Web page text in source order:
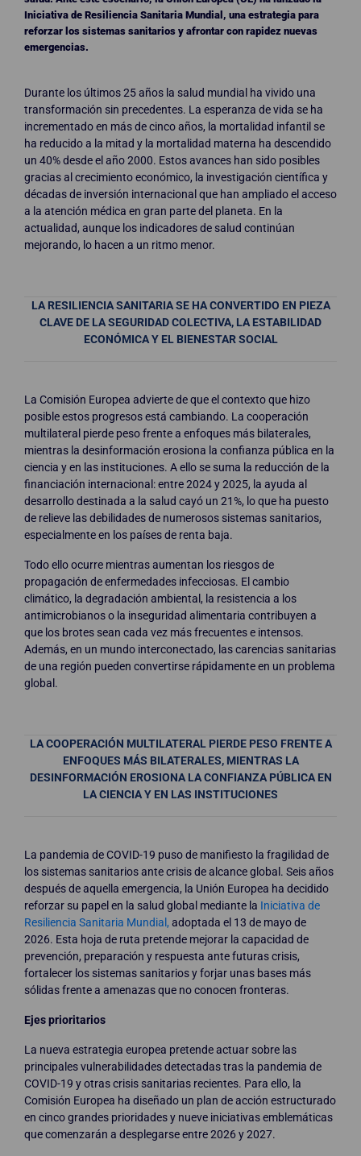
Iniciativa de Resiliencia Sanitaria Mundial, una estrategia para
reforzar los sistemas sanitarios y afrontar con rapidez nuevas
emergencias.
Durante los últimos 25 años la salud mundial ha vivido una
transformación sin precedentes. La esperanza de vida se ha
incrementado en más de cinco años, la mortalidad infantil se
ha reducido a la mitad y la mortalidad materna ha descendido
un 40% desde el año 2000. Estos avances han sido posibles
gracias al crecimiento económico, la investigación científica y
décadas de inversión internacional que han ampliado el acceso
a la atención médica en gran parte del planeta. En la
actualidad, aunque los indicadores de salud continúan
mejorando, lo hacen a un ritmo menor.
LA RESILIENCIA SANITARIA SE HA CONVERTIDO EN PIEZA
CLAVE DE LA SEGURIDAD COLECTIVA, LA ESTABILIDAD
ECONÓMICA Y EL BIENESTAR SOCIAL
La Comisión Europea advierte de que el contexto que hizo
posible estos progresos está cambiando. La cooperación
multilateral pierde peso frente a enfoques más bilaterales,
mientras la desinformación erosiona la confianza pública en la
ciencia y en las instituciones. A ello se suma la reducción de la
financiación internacional: entre 2024 y 2025, la ayuda al
desarrollo destinada a la salud cayó un 21%, lo que ha puesto
de relieve las debilidades de numerosos sistemas sanitarios,
especialmente en los países de renta baja.
Todo ello ocurre mientras aumentan los riesgos de
propagación de enfermedades infecciosas. El cambio
climático, la degradación ambiental, la resistencia a los
antimicrobianos o la inseguridad alimentaria contribuyen a
que los brotes sean cada vez más frecuentes e intensos.
Además, en un mundo interconectado, las carencias sanitarias
de una región pueden convertirse rápidamente en un problema
global.
LA COOPERACIÓN MULTILATERAL PIERDE PESO FRENTE A
ENFOQUES MÁS BILATERALES, MIENTRAS LA
DESINFORMACIÓN EROSIONA LA CONFIANZA PÚBLICA EN
LA CIENCIA Y EN LAS INSTITUCIONES
La pandemia de COVID-19 puso de manifiesto la fragilidad de
los sistemas sanitarios ante crisis de alcance global. Seis años
después de aquella emergencia, la Unión Europea ha decidido
reforzar su papel en la salud global mediante la Iniciativa de
Resiliencia Sanitaria Mundial, adoptada el 13 de mayo de
2026. Esta hoja de ruta pretende mejorar la capacidad de
prevención, preparación y respuesta ante futuras crisis,
fortalecer los sistemas sanitarios y forjar unas bases más
sólidas frente a amenazas que no conocen fronteras.
Ejes prioritarios
La nueva estrategia europea pretende actuar sobre las
principales vulnerabilidades detectadas tras la pandemia de
COVID-19 y otras crisis sanitarias recientes. Para ello, la
Comisión Europea ha diseñado un plan de acción estructurado
en cinco grandes prioridades y nueve iniciativas emblemáticas
que comenzarán a desplegarse entre 2026 y 2027.